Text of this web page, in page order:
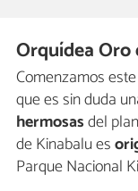
Orquídea Oro
Comenzamos
que es sin duda
hermosasdel
de Kinabalu es
Parque Nacional